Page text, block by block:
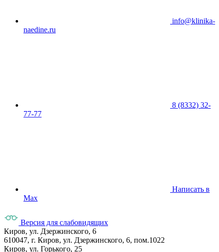
info@klinika-
naedine.ru
8 (8332) 32-
77-77
Написать в
Max
Версия для слабовидящих
Киров, ул. Дзержинского, 6
610047, г. Киров, ул. Дзержинского, 6, пом.1022
Киров, ул. Горького, 25